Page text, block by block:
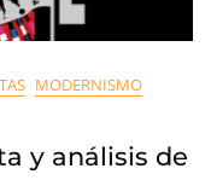
MODERNISMO
y análisis de